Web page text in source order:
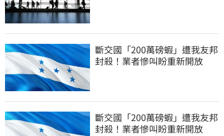
斷交國「200萬磅蝦」遭我友邦
封殺！業者慘叫盼重新開放
斷交國「200萬磅蝦」遭我友邦
封殺！業者慘叫盼重新開放